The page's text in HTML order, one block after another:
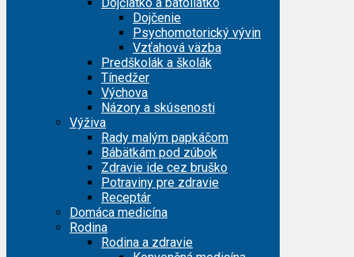
Dojčenie
Psychomotorický vývin
Vzťahová väzba
Predškolák a školák
Tínedžer
Výchova
Názory a skúsenosti
Výživa
Rady malým papkáčom
Bábätkám pod zúbok
Zdravie ide cez bruško
Potraviny pre zdravie
Receptár
Domáca medicína
Rodina
Rodina a zdravie